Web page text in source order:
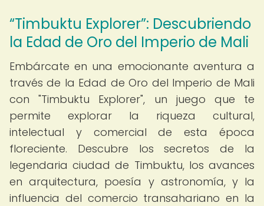
“Timbuktu Explorer”: Descubriendo
la Edad de Oro del Imperio de Mali
Embárcate en una emocionante aventura a
través de la Edad de Oro del Imperio de Mali
con "Timbuktu Explorer", un juego que te
permite explorar la riqueza cultural,
intelectual y comercial de esta época
floreciente. Descubre los secretos de la
legendaria ciudad de Timbuktu, los avances
en arquitectura, poesía y astronomía, y la
influencia del comercio transahariano en la